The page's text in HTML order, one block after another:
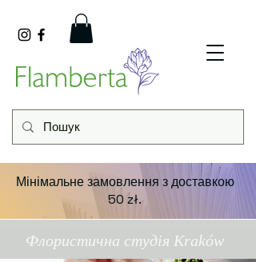
Мінімальне замовлення з доставкою
50 zł.
Флористична студія Kraków